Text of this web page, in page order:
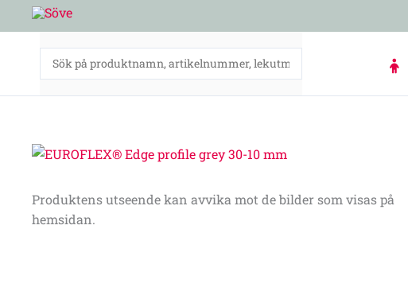
Hoppa
till
innehåll
Produktens utseende kan avvika mot de bilder som visas på
hemsidan.